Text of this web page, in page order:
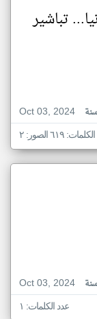
تباشير
Oct 03, 2024
٦١٩ الصور: ٢
Oct 03, 2024
عدد الكلمات: ١